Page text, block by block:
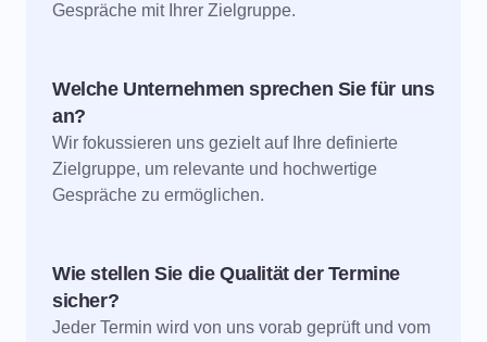
Gespräche mit Ihrer Zielgruppe.
Welche Unternehmen sprechen Sie für uns
an?
Wir fokussieren uns gezielt auf Ihre definierte
Zielgruppe, um relevante und hochwertige
Gespräche zu ermöglichen.
Wie stellen Sie die Qualität der Termine
sicher?
Jeder Termin wird von uns vorab geprüft und vom